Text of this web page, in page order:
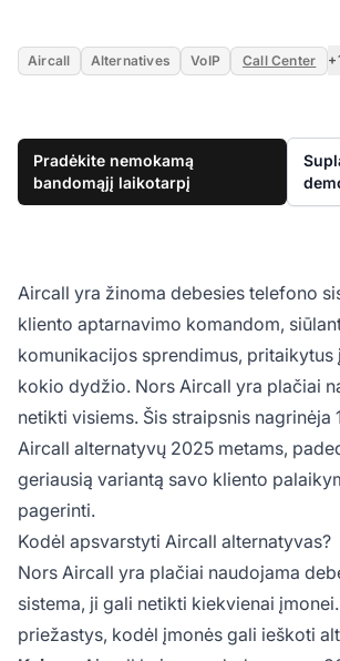
Aircall Alternatives VoIP Call Center
Pradėkite nemokamą
bandomąjį laikotarpį
Aircall yra žinoma debesies telefono
kliento aptarnavimo komandom,
komunikacijos sprendimus, pritaikytus
kokio dydžio. Nors Aircall yra plačiai
netikti visiems. Šis straipsnis nagrinėja
Aircall alternatyvų 2025 metams,
geriausią variantą savo kliento
pagerinti.
Kodėl apsvarstyti Aircall alternatyvas?
Nors Aircall yra plačiai naudojama
sistema, ji gali netikti kiekvienai
priežastys, kodėl įmonės gali ieškoti